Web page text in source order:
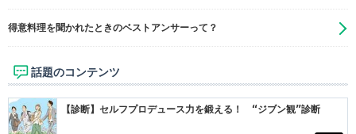
得意料理を聞かれたときのベストアンサーって？
話題のコンテンツ
【診断】セルフプロデュース力を鍛える！ “ジブン観”診断